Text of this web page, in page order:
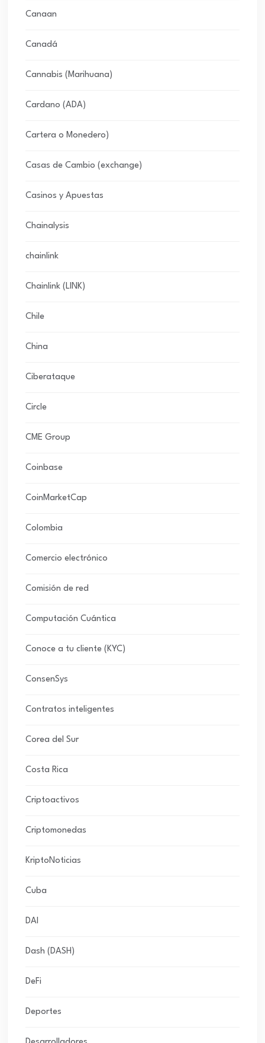
Canaan
Canadá
Cannabis (Marihuana)
Cardano (ADA)
Cartera o Monedero)
Casas de Cambio (exchange)
Casinos y Apuestas
Chainalysis
chainlink
Chainlink (LINK)
Chile
China
Ciberataque
Circle
CME Group
Coinbase
CoinMarketCap
Colombia
Comercio electrónico
Comisión de red
Computación Cuántica
Conoce a tu cliente (KYC)
ConsenSys
Contratos inteligentes
Corea del Sur
Costa Rica
Criptoactivos
Criptomonedas
KriptoNoticias
Cuba
DAI
Dash (DASH)
DeFi
Deportes